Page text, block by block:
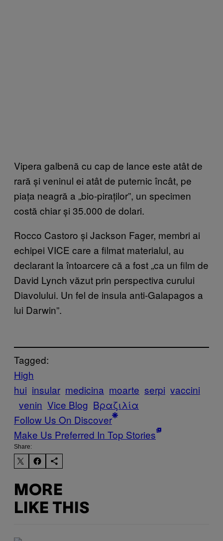
Vipera galbenă cu cap de lance este atât de
rară și veninul ei atât de puternic încât, pe
piața neagră a „bio-piraților”, un specimen
costă chiar și 35.000 de dolari.
Rocco Castoro și Jackson Fager, membri ai
echipei VICE care a filmat materialul, au
declarant la întoarcere că a fost „ca un film de
David Lynch văzut prin perspectiva curului
Diavolului. Un fel de insula anti-Galapagos a
lui Darwin”.
Tagged:
High
hui insular medicina moarte serpi vaccini
venin Vice Blog Βραζιλία
Follow Us On Discover
Make Us Preferred In Top Stories
Share:
MORE
LIKE THIS